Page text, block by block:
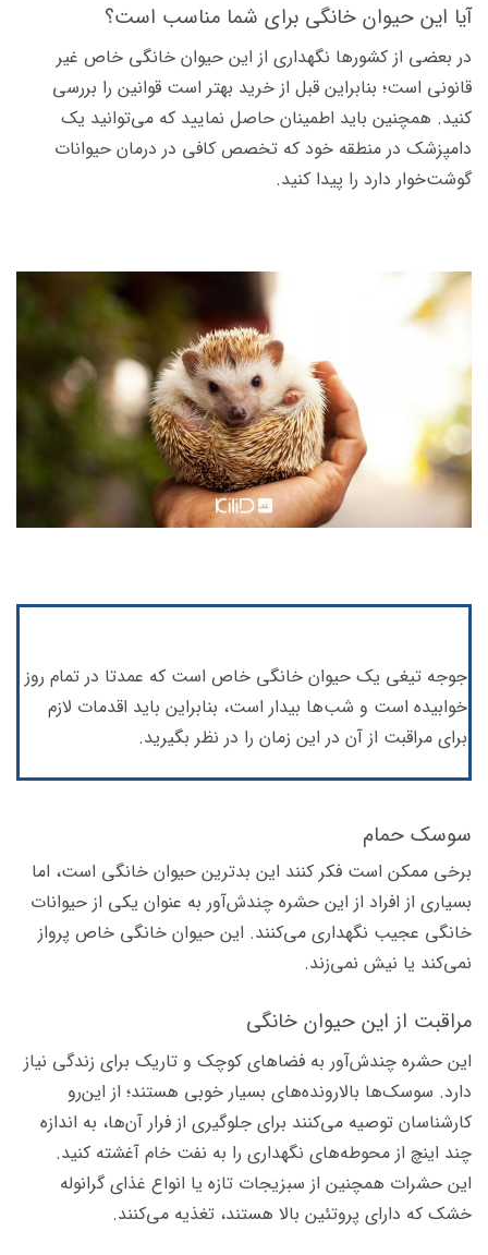
آیا این حیوان خانگی برای شما مناسب است؟
در بعضی از کشورها نگهداری از این حیوان خانگی خاص غیر
قانونی است؛ بنابراین قبل از خرید بهتر است قوانین را بررسی
کنید. همچنین باید اطمینان حاصل نمایید که می‌توانید یک
دامپزشک در منطقه خود که تخصص کافی در درمان حیوانات
گوشت‌خوار دارد را پیدا کنید.
جوجه تیغی یک حیوان خانگی خاص است که عمدتا در تمام روز
خوابیده است و شب‌ها بیدار است، بنابراین باید اقدمات لازم
برای مراقبت از آن در این زمان را در نظر بگیرید.
سوسک حمام
برخی ممکن است فکر کنند این بدترین حیوان خانگی است، اما
بسیاری از افراد از این حشره چندش‌آور به عنوان یکی از حیوانات
خانگی عجیب نگهداری می‌کنند. این حیوان خانگی خاص پرواز
نمی‌کند یا نیش نمی‌زند.
مراقبت از این حیوان خانگی
این حشره چندش‌آور به فضاهای کوچک و تاریک برای زندگی نیاز
دارد. سوسک‌ها بالارونده‌های بسیار خوبی هستند؛ از این‌رو
کارشناسان توصیه می‌کنند برای جلوگیری از فرار آن‌ها، به اندازه
چند اینچ از محوطه‌های نگهداری را به نفت خام آغشته کنید.
این حشرات همچنین از سبزیجات تازه یا انواع غذای گرانوله
خشک که دارای پروتئین بالا هستند، تغذیه می‌کنند.